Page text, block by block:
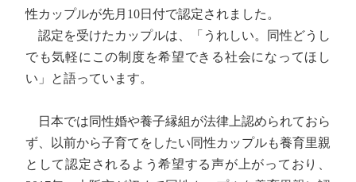
性カップルが先月10日付で認定されました。
認定を受けたカップルは、「うれしい。同性どうし
でも気軽にこの制度を希望できる社会になってほし
い」と語っています。
日本では同性婚や養子縁組が法律上認められておら
ず、以前から子育てをしたい同性カップルも養育里親
として認定されるよう希望する声が上がっており、